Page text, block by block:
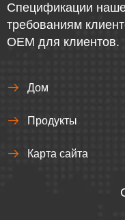
Спецификации
требованиям
OEM для клиентов.
Дом
Продукты
Карта сайта